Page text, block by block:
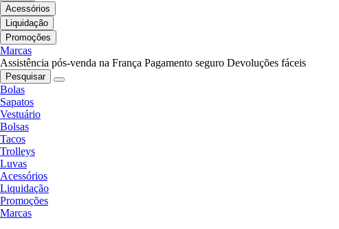
Acessórios
Liquidação
Promoções
Marcas
Assistência pós-venda na França Pagamento seguro Devoluções fáceis
Pesquisar
Bolas
Sapatos
Vestuário
Bolsas
Tacos
Trolleys
Luvas
Acessórios
Liquidação
Promoções
Marcas